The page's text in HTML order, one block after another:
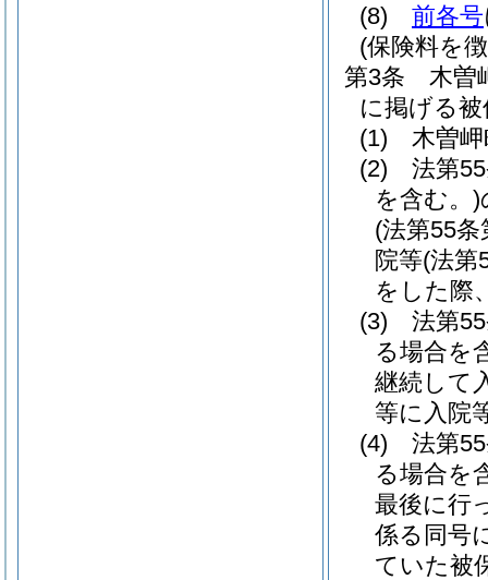
(8)
前各号
(保険料を
第3条
木曽
に掲げる
(1)
木曽
(2)
法第
を含む。)
(法第55
院等(法第
をした際
(3)
法第
る場合を
継続して
等に入院
(4)
法第
る場合を
最後に行
係る同号
ていた被